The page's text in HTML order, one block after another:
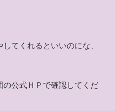
てくれるといいのにな、
公式ＨＰで確認してくだ